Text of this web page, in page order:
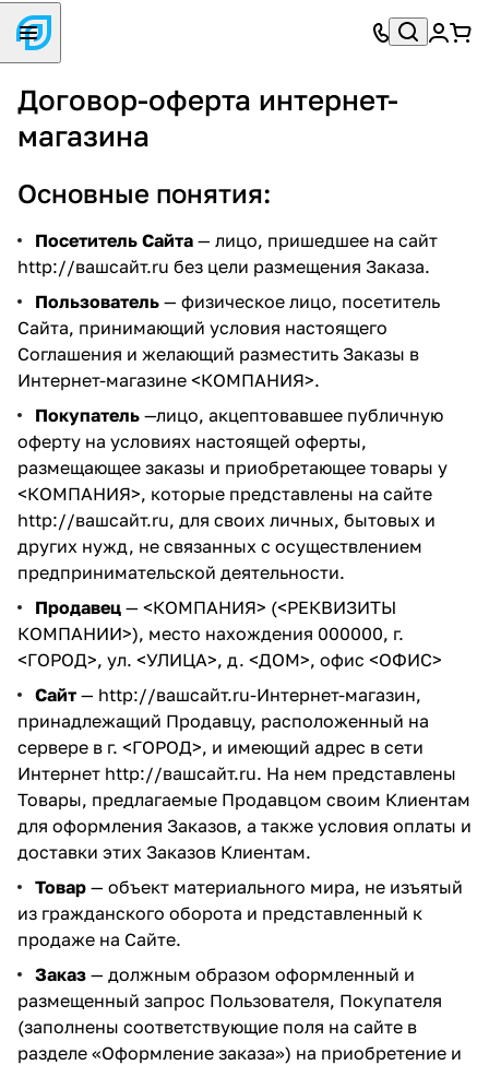
Договор-оферта интернет-
магазина
Основные понятия:
Посетитель Сайта — лицо, пришедшее на сайт
http://вашсайт.ru без цели размещения Заказа.
Пользователь — физическое лицо, посетитель
Сайта, принимающий условия настоящего
Соглашения и желающий разместить Заказы в
Интернет-магазине <КОМПАНИЯ>.
Покупатель —лицо, акцептовавшее публичную
оферту на условиях настоящей оферты,
размещающее заказы и приобретающее товары у
<КОМПАНИЯ>, которые представлены на сайте
http://вашсайт.ru, для своих личных, бытовых и
других нужд, не связанных с осуществлением
предпринимательской деятельности.
Продавец — <КОМПАНИЯ> (<РЕКВИЗИТЫ
КОМПАНИИ>), место нахождения 000000, г.
<ГОРОД>, ул. <УЛИЦА>, д. <ДОМ>, офис <ОФИС>
Сайт — http://вашсайт.ru-Интернет-магазин,
принадлежащий Продавцу, расположенный на
сервере в г. <ГОРОД>, и имеющий адрес в сети
Интернет http://вашсайт.ru. На нем представлены
Товары, предлагаемые Продавцом своим Клиентам
для оформления Заказов, а также условия оплаты и
доставки этих Заказов Клиентам.
Товар — объект материального мира, не изъятый
из гражданского оборота и представленный к
продаже на Сайте.
Заказ — должным образом оформленный и
размещенный запрос Пользователя, Покупателя
(заполнены соответствующие поля на сайте в
разделе «Оформление заказа») на приобретение и